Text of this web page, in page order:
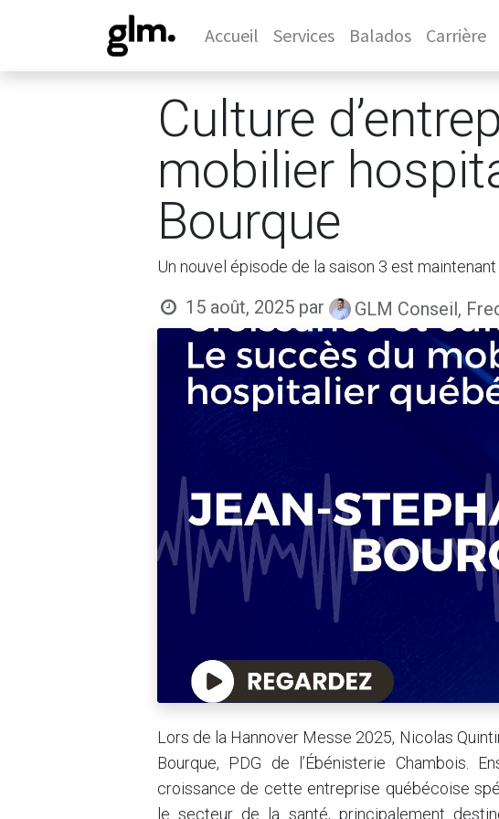
Accueil Services Balados Carrière
Culture
mobilier
Bourque
Un nouvel épisode de la saison 3 est maintenant
15 août, 2025 par GLM Conseil,
Lors de la Hannover Messe 2025, Nicolas
Bourque, PDG de l’Ébénisterie Chambois.
croissance de cette entreprise québécoise
le secteur de la santé, principalement